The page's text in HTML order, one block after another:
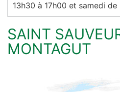
13h30 à 17h00 et samedi de
SAINT
MONTAGUT